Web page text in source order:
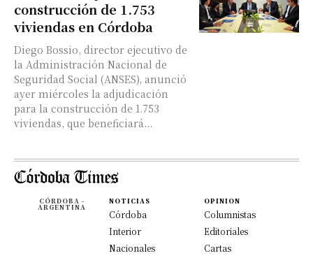
construcción de 1.753
viviendas en Córdoba
Diego Bossio, director ejecutivo de
la Administración Nacional de
Seguridad Social (ANSES), anunció
ayer miércoles la adjudicación
para la construcción de 1.753
viviendas, que beneficiará...
CÓRDOBA -
ARGENTINA
NOTICIAS
Córdoba
Interior
Nacionales
OPINION
Columnistas
Editoriales
Cartas